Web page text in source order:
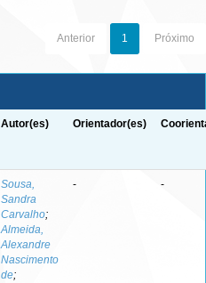
Anterior 1 Próximo
Autor(es) Orientador(es)
Sousa,
Sandra
Carvalho;
Almeida,
Alexandre
Nascimento
de;
- -